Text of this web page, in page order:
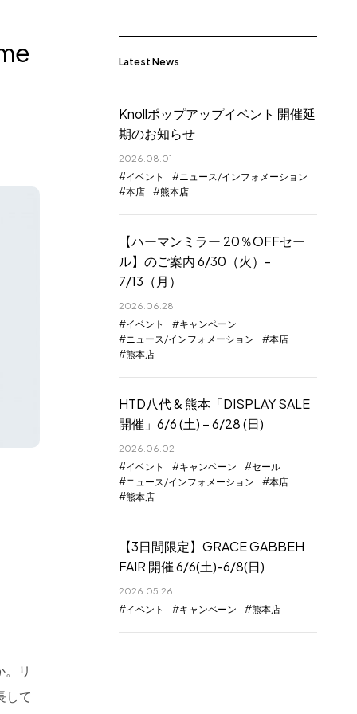
リ
して
Latest News
Knollポップアップイベント 開催延
期のお知らせ
2026.08.01
イベント
ニュース/インフォメーション
本店
熊本店
【ハーマンミラー 20％OFFセー
ル】のご案内 6/30（火）-
7/13（月）
2026.06.28
イベント
キャンペーン
ニュース/インフォメーション
本店
熊本店
HTD八代 & 熊本「DISPLAY SALE
開催」6/6 (土) – 6/28 (日)
2026.06.02
イベント キャンペーン
セール
ニュース/インフォメーション
本店
熊本店
【3日間限定】GRACE GABBEH
FAIR 開催 6/6(土)-6/8(日)
2026.05.26
イベント キャンペーン 熊本店